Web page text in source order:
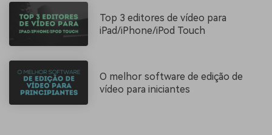
Top 3 editores de vídeo para
iPad/iPhone/iPod Touch
O melhor software de edição de
vídeo para iniciantes